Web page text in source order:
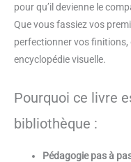
pour qu’il devienne le
Que vous fassiez vos
perfectionner vos
encyclopédie visuelle.
Pourquoi ce livre
bibliothèque :
Pédagogie pas à